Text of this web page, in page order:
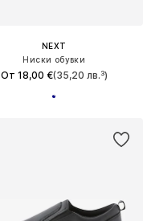
NEXT
Ниски обувки
От 18,00 €(35,20 лв.³)